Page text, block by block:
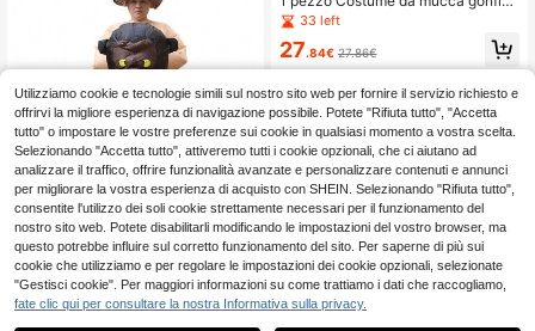
NEW Costume gonfiabile da King Ko
ng Orangutan, costume da cosplay,
mascotte animale scimmia per Ogni
ssanti, Purim e carnevale
28
ile carino, costume da indossare a t
utto il corpo, accessorio per perform
ance, tema fattoria per Pasqua, fest
a di Ognissanti
33 left
27.84€ 27.86€
Utilizziamo cookie e tecnologie simili sul nostro sito web per fornire il servizio richiesto e
offrirvi la migliore esperienza di navigazione possibile. Potete "Rifiuta tutto", "Accetta
tutto" o impostare le vostre preferenze sui cookie in qualsiasi momento a vostra scelta.
Selezionando "Accetta tutto", attiveremo tutti i cookie opzionali, che ci aiutano ad
analizzare il traffico, offrire funzionalità avanzate e personalizzare contenuti e annunci
per migliorare la vostra esperienza di acquisto con SHEIN. Selezionando "Rifiuta tutto",
consentite l'utilizzo dei soli cookie strettamente necessari per il funzionamento del
nostro sito web. Potete disabilitarli modificando le impostazioni del vostro browser, ma
questo potrebbe influire sul corretto funzionamento del sito. Per saperne di più sui
cookie che utilizziamo e per regolare le impostazioni dei cookie opzionali, selezionate
"Gestisci cookie". Per maggiori informazioni su come trattiamo i dati che raccogliamo,
fate clic qui per consultare la nostra Informativa sulla privacy.